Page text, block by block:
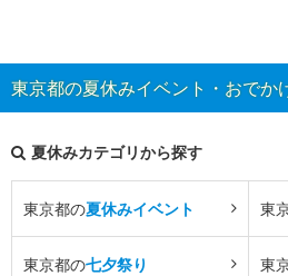
東京都の夏休みイベント・おでか
夏休みカテゴリから探す
東京都の夏休みイベント 東
東京都の七夕祭り 東